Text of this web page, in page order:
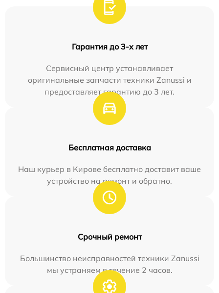
Гарантия до 3-х лет
Сервисный центр устанавливает
оригинальные запчасти техники Zanussi и
предоставляет гарантию до 3 лет.
Бесплатная доставка
Наш курьер в Кирове бесплатно доставит ваше
устройство на ремонт и обратно.
Срочный ремонт
Большинство неисправностей техники Zanussi
мы устраняем в течение 2 часов.